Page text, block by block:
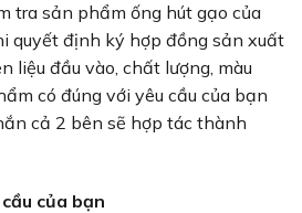
tra sản phẩm ống hút gạo của
quyết định ký hợp đồng sản xuất
liệu đầu vào, chất lượng, màu
có đúng với yêu cầu của bạn
cả 2 bên sẽ hợp tác thành
của bạn